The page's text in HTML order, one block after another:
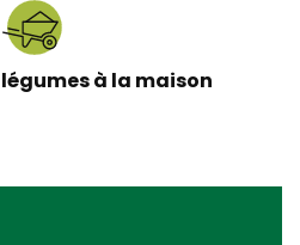
à la maison